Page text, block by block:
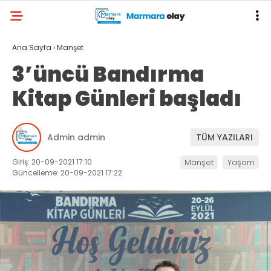
Ana Sayfa ›Manşet
3’üncü Bandırma
Kitap Günleri başladı
Admin admin TÜM YAZILARI
Giriş: 20-09-2021 17:10
Güncelleme: 20-09-2021 17:22
Manşet Yaşam